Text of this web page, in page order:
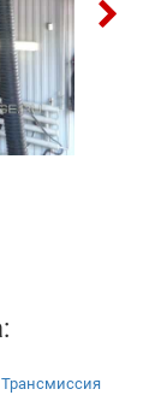
Трансмиссия